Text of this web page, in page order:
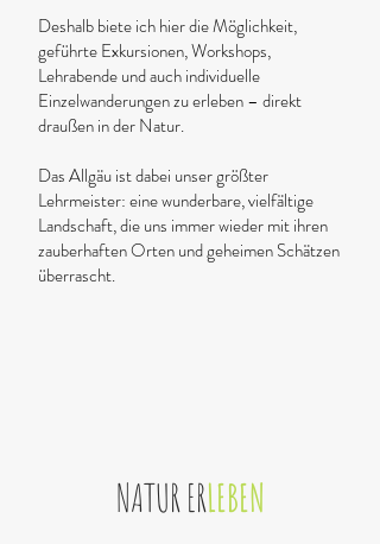
Deshalb biete ich hier die Möglichkeit,
geführte Exkursionen, Workshops,
Lehrabende und auch individuelle
Einzelwanderungen zu erleben – direkt
draußen in der Natur.
Das Allgäu ist dabei unser größter
Lehrmeister: eine wunderbare, vielfältige
Landschaft, die uns immer wieder mit ihren
zauberhaften Orten und geheimen Schätzen
überrascht.
NATUR ERLEBEN